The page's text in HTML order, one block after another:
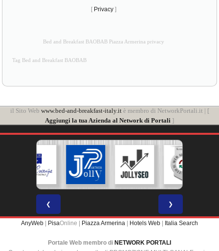
[ Privacy ]
Bed and Breakfast BAOBAB Piazza Armerina privacy
Tag Bed and Breakfast BAOBAB
il Sito Web www.bed-and-breakfast-italy.itè membro di NetworkPortali.it | [
Aggiungi la tua Azienda al Network di Portali ]
❮ ❯
AnyWeb | PisaOnline | Piazza Armerina | Hotels Web | Italia Search
Portale Web membro di NETWORK PORTALI